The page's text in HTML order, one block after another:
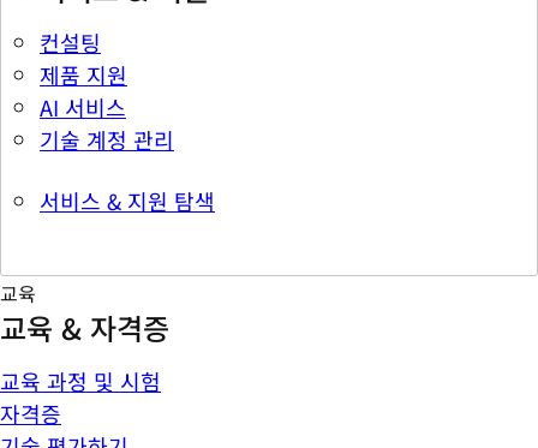
컨설팅
제품 지원
AI 서비스
기술 계정 관리
서비스 & 지원 탐색
교육
교육 & 자격증
교육 과정 및 시험
자격증